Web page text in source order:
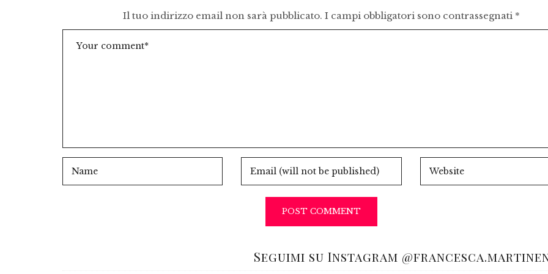
Il tuo indirizzo email non sarà pubblicato. I campi obbligatori sono contrassegnati *
Seguimi su Instagram